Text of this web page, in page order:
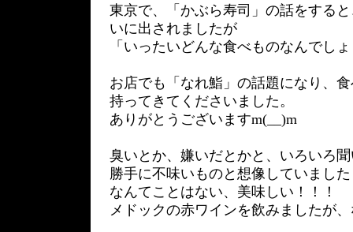
東京で、「かぶら寿司」の話をする
いに出されましたが
「いったいどんな食べものなんでし
お店でも「なれ鮨」の話題になり、
持ってきてくださいました。
ありがとうございますm(__)m
臭いとか、嫌いだとかと、いろいろ
勝手に不味いものと想像していまし
なんてことはない、美味しい！！！
メドックの赤ワインを飲みましたが